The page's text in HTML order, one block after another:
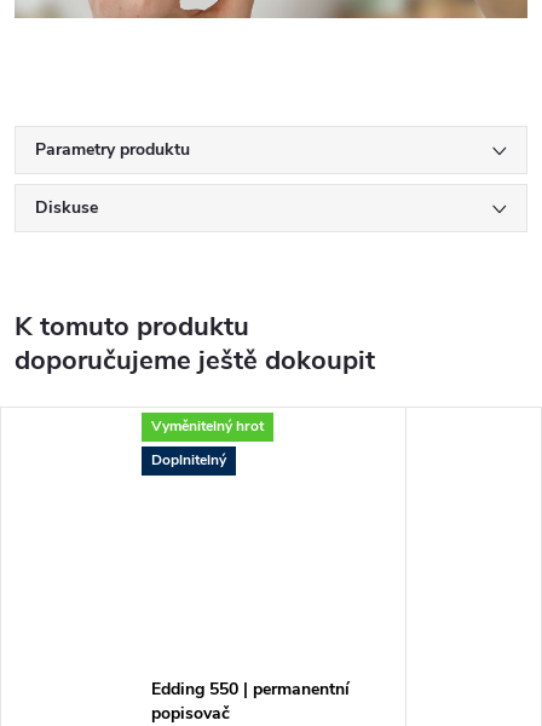
Parametry produktu
Diskuse
K tomuto produktu
doporučujeme ještě dokoupit
Vyměnitelný hrot
Doplnitelný
Edding 550 | permanentní
popisovač